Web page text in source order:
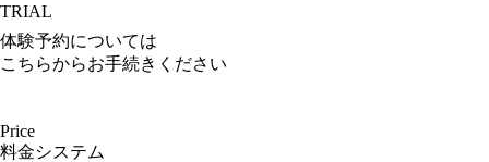
TRIAL
体験予約については
こちらからお手続きください
Price
料金システム